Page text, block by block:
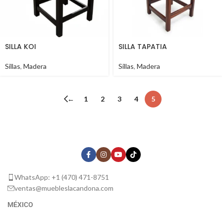
SILLA KOI
Sillas, Madera
SILLA TAPATIA
Sillas, Madera
← 1 2 3 4 5
WhatsApp: +1 (470) 471-8751
ventas@muebleslacandona.com
MÉXICO